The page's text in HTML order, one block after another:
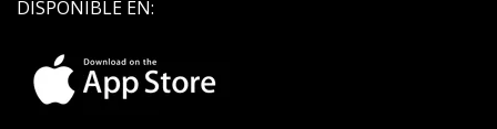
DISPONIBLE EN: